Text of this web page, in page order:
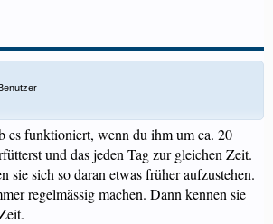
es funktioniert, wenn du ihm um ca. 20
und das jeden Tag zur gleichen Zeit.
sie sich so daran etwas früher aufzustehen.
regelmässig machen. Dann kennen sie